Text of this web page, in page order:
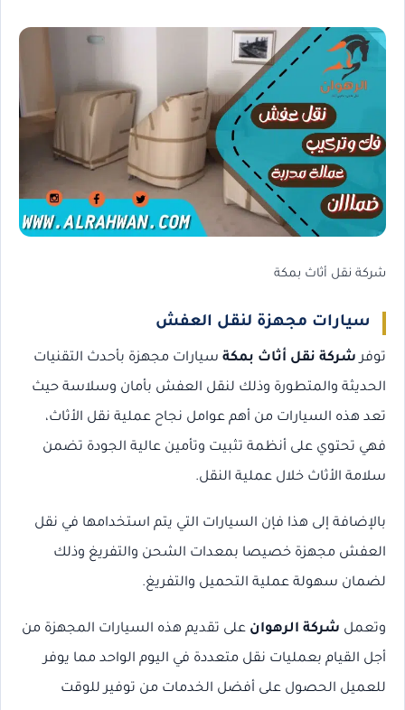
شركة نقل أثاث بمكة
سيارات مجهزة لنقل العفش
توفر شركة نقل أثاث بمكة سيارات مجهزة بأحدث التقنيات
الحديثة والمتطورة وذلك لنقل العفش بأمان وسلاسة حيث
تعد هذه السيارات من أهم عوامل نجاح عملية نقل الأثاث،
فهي تحتوي على أنظمة تثبيت وتأمين عالية الجودة تضمن
سلامة الأثاث خلال عملية النقل.
بالإضافة إلى هذا فإن السيارات التي يتم استخدامها في نقل
العفش مجهزة خصيصا بمعدات الشحن والتفريغ وذلك
لضمان سهولة عملية التحميل والتفريغ.
وتعمل شركة الرهوان على تقديم هذه السيارات المجهزة من
أجل القيام بعمليات نقل متعددة في اليوم الواحد مما يوفر
للعميل الحصول على أفضل الخدمات من توفير للوقت